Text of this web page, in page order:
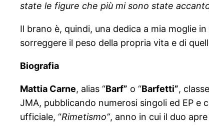
state le figure che più mi sono state
Il brano è, quindi, una dedica a mia moglie
sorreggere il peso della propria vita e di
Biografia
Mattia Carne, alias “Barf” o “Barfetti”,
JMA, pubblicando numerosi singoli ed EP e
ufficiale, “Rimetismo”, anno in cui il duo